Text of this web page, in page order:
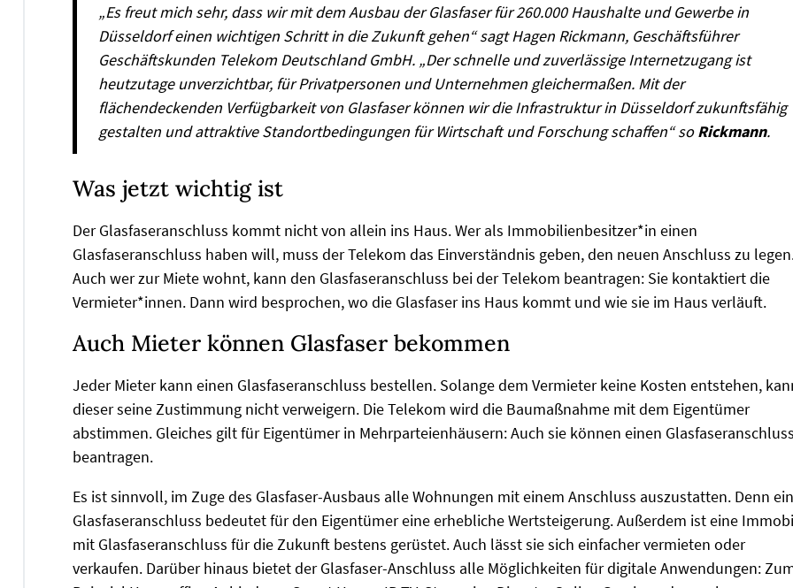
„Es freut mich sehr, dass wir mit dem Ausbau der Glasfaser für 260.000 Haushalte und Gewerbe in
Düsseldorf einen wichtigen Schritt in die Zukunft gehen“ sagt Hagen Rickmann, Geschäftsführer
Geschäftskunden Telekom Deutschland GmbH. „Der schnelle und zuverlässige Internetzugang ist
heutzutage unverzichtbar, für Privatpersonen und Unternehmen gleichermaßen. Mit der
flächendeckenden Verfügbarkeit von Glasfaser können wir die Infrastruktur in Düsseldorf zukunftsfähig
gestalten und attraktive Standortbedingungen für Wirtschaft und Forschung schaffen“ soRickmann.
Was jetzt wichtig ist
Der Glasfaseranschluss kommt nicht von allein ins Haus. Wer als Immobilienbesitzer*in einen
Glasfaseranschluss haben will, muss der Telekom das Einverständnis geben, den neuen Anschluss zu
Auch wer zur Miete wohnt, kann den Glasfaseranschluss bei der Telekom beantragen: Sie kontaktiert die
Vermieter*innen. Dann wird besprochen, wo die Glasfaser ins Haus kommt und wie sie im Haus verläuft.
Auch Mieter können Glasfaser bekommen
Jeder Mieter kann einen Glasfaseranschluss bestellen. Solange dem Vermieter keine Kosten entstehen,
dieser seine Zustimmung nicht verweigern. Die Telekom wird die Baumaßnahme mit dem Eigentümer
abstimmen. Gleiches gilt für Eigentümer in Mehrparteienhäusern: Auch sie können einen
beantragen.
Es ist sinnvoll, im Zuge des Glasfaser-Ausbaus alle Wohnungen mit einem Anschluss auszustatten. Denn ein
Glasfaseranschluss bedeutet für den Eigentümer eine erhebliche Wertsteigerung. Außerdem ist eine
mit Glasfaseranschluss für die Zukunft bestens gerüstet. Auch lässt sie sich einfacher vermieten oder
verkaufen. Darüber hinaus bietet der Glasfaser-Anschluss alle Möglichkeiten für digitale Anwendungen: